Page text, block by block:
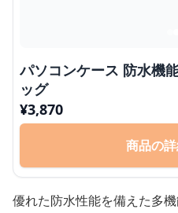
パソコンケース 防水機
ッグ
¥3,870
商品の
優れた防水性能を備えた多